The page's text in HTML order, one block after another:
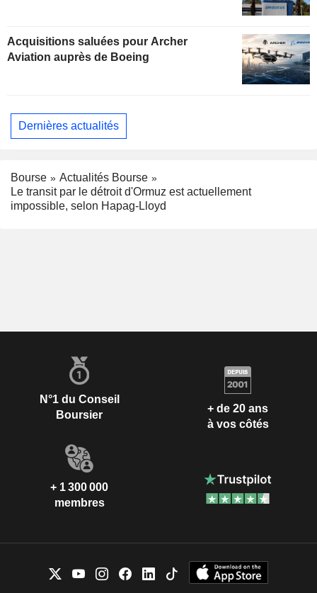
Acquisitions saluées pour Archer
Aviation auprès de Boeing
Dernières actualités
Bourse
Actualités Bourse
Le transit par le détroit d'Ormuz est actuellement
impossible, selon Hapag-Lloyd
N°1 du Conseil
Boursier
+ de 20 ans
à vos côtés
+ 1 300 000
membres